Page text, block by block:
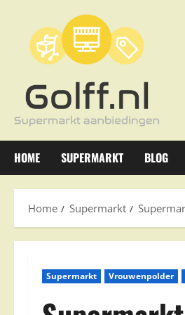
inhoud
HOME SUPERMARKT BLOG
Home Supermarkt
Supermarkt Vrouwenpolder